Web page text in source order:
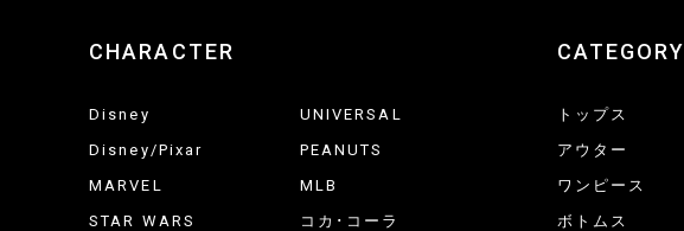
CHARACTER
Disney
Disney/Pixar
MARVEL
STAR WARS
UNIVERSAL
PEANUTS
MLB
コカ･コーラ
CATEGORY
トップス
アウター
ワンピース
ボトムス